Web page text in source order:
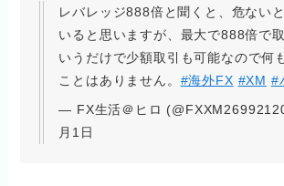
レバレッジ888倍と聞くと、危ない
いると思いますが、最大で888倍で
いうだけで少額取引も可能なので何
ことはありません。 #海外FX #XM #
— FX生活＠ヒロ
月1日